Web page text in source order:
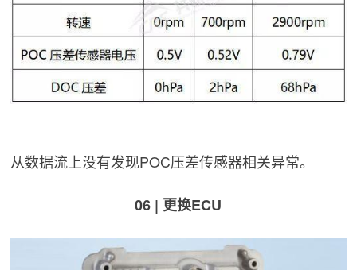
从数据流上没有发现POC压差传感器相关异常。
06 | 更换ECU